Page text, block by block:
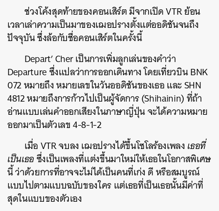
ช่วงโค้งสุดท้ายของคอนเสิร์ต มีจากเปิด VTR ย้อน
เวลาเล่าความเป็นมาของเฌอปรางตั้งแต่ออดิชันจนถึง
ปัจจุบัน ซึ่งล้อกับชื่อคอนเสิร์ตในครั้งนี้
Depart’ Cher เป็นการเพิ่มลูกเล่นของคำว่า
Departure ซึ่งแปลว่าการออกเดินทาง โดยเที่ยวบิน BNK
072 หมายถึง หมายเลขในวันออดิชันของเธอ และ SHN
4812 หมายถึงการก้าวไปเป็นผู้จัดการ (Shihainin) ที่ถ้า
อ่านแบบเล่นคำออกเสียงในภาษาญี่ปุ่น จะได้ความหมาย
ออกมาเป็นตัวเลข 4-8-1-2
เมื่อ VTR จบลง เฌอปรางได้ขึ้นโซโลร้องเพลงเธอที่
เป็นเธอซึ่งเป็นเพลงที่แต่งขึ้นมาใหม่ให้เธอในโอกาสพิเศษ
นี้ ว่าด้วยการที่อาจจะไม่ได้เป็นคนที่เก่ง ดี หรือสมบูรณ์
แบบไปตามแบบฉบับของใคร แต่เธอที่เป็นเธอนั้นมีค่าที่
สุดในแบบของตัวเอง